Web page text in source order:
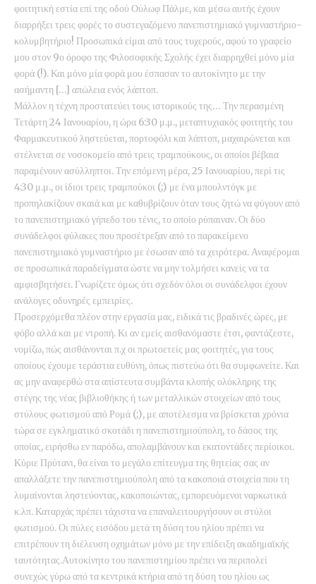
φοιτητική εστία επί της οδού Ούλωφ Πάλμε, και μέσω αυτής έχουν
διαρρήξει τρεις φορές το συστεγαζόμενο πανεπιστημιακό γυμναστήριο-
κολυμβητήριο! Προσωπικά είμαι από τους τυχερούς, αφού το γραφείο
μου στον 9ο όροφο της Φιλοσοφικής Σχολής έχει διαρρηχθεί μόνο μία
φορά (!). Και μόνο μία φορά μου έσπασαν το αυτοκίνητο με την
ασήμαντη […] απώλεια ενός λάπτοπ.
Μάλλον η τέχνη προστατεύει τους ιστορικούς της… Την περασμένη
Τετάρτη 24 Ιανουαρίου, η ώρα 6:30 μ.μ., μεταπτυχιακός φοιτητής του
Φαρμακευτικού ληστεύεται, πορτοφόλι και λάπτοπ, μαχαιρώνεται και
στέλνεται σε νοσοκομείο από τρεις τραμπούκους, οι οποίοι βέβαια
παραμένουν ασύλληπτοι. Την επόμενη μέρα, 25 Ιανουαρίου, περί τις
4:30 μ.μ., οι ίδιοι τρεις τραμπούκοι (;) με ένα μπουλντόγκ με
προπηλακίζουν σκαιά και με καθυβρίζουν όταν τους ζητώ να φύγουν από
το πανεπιστημιακό γήπεδο του τένις, το οποίο ρύπαιναν. Οι δύο
συνάδελφοι φύλακες που προσέτρεξαν από το παρακείμενο
πανεπιστημιακό γυμναστήριο με έσωσαν από τα χειρότερα. Αναφέρομαι
σε προσωπικά παραδείγματα ώστε να μην τολμήσει κανείς να τα
αμφισβητήσει. Γνωρίζετε όμως ότι σχεδόν όλοι οι συνάδελφοι έχουν
ανάλογες οδυνηρές εμπειρίες.
Προσερχόμεθα πλέον στην εργασία μας, ειδικά τις βραδινές ώρες, με
φόβο αλλά και με ντροπή. Κι αν εμείς αισθανόμαστε έτσι, φαντάζεστε,
νομίζω, πώς αισθάνονται π.χ οι πρωτοετείς μας φοιτητές, για τους
οποίους έχουμε τεράστια ευθύνη, όπως πιστεύω ότι θα συμφωνείτε. Και
ας μην αναφερθώ στα απίστευτα συμβάντα κλοπής ολόκληρης της
στέγης της νέας βιβλιοθήκης ή των μεταλλικών στοιχείων από τους
στύλους φωτισμού από Ρομά (;), με αποτέλεσμα να βρίσκεται χρόνια
τώρα σε εγκληματικό σκοτάδι η πανεπιστημιούπολη, το δάσος της
οποίας, ειρήσθω εν παρόδω, απολαμβάνουν και εκατοντάδες περίοικοι.
Κύριε Πρύτανι, θα είναι το μεγάλο επίτευγμα της θητείας σας αν
απαλλάξετε την πανεπιστημιούπολη από τα κακοποιά στοιχεία που τη
λυμαίνονται ληστεύοντας, κακοποιώντας, εμπορευόμενοι ναρκωτικά
κ.λπ. Καταρχάς πρέπει τάχιστα να επαναλειτουργήσουν οι στύλοι
φωτισμού. Οι πύλες εισόδου μετά τη δύση του ηλίου πρέπει να
επιτρέπουν τη διέλευση οχημάτων μόνο με την επίδειξη ακαδημαϊκής
ταυτότητας.Αυτοκίνητο του πανεπιστημίου πρέπει να περιπολεί
συνεχώς γύρω από τα κεντρικά κτήρια από τη δύση του ηλίου ως